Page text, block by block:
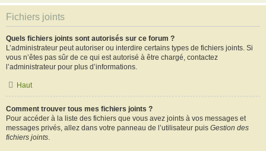
Fichiers joints
Quels fichiers joints sont autorisés sur ce forum ?
L’administrateur peut autoriser ou interdire certains types de fichiers joints. Si
vous n’êtes pas sûr de ce qui est autorisé à être chargé, contactez
l’administrateur pour plus d’informations.
Haut
Comment trouver tous mes fichiers joints ?
Pour accéder à la liste des fichiers que vous avez joints à vos messages et
messages privés, allez dans votre panneau de l’utilisateur puis Gestion des
fichiers joints.